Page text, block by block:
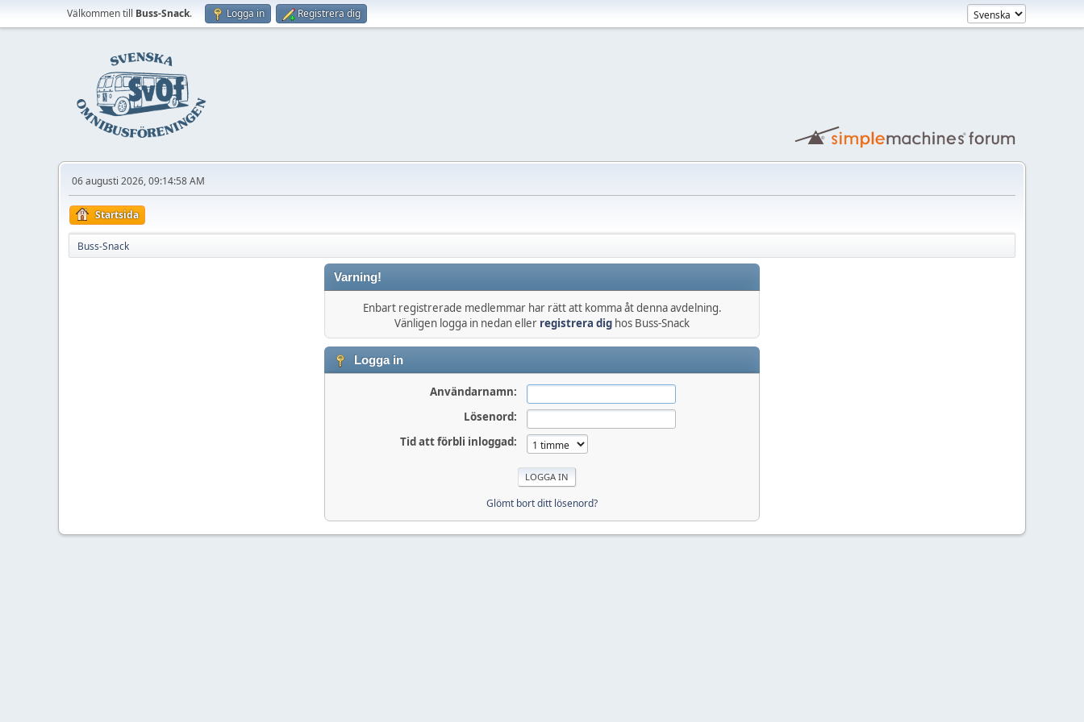
Välkommen till Buss-Snack. Logga in Registrera dig
06 augusti 2026, 09:14:58 AM
Startsida
Buss-Snack
Varning!
Enbart registrerade medlemmar har rätt att komma åt denna avdelning.
Vänligen logga in nedan eller registrera dig hos Buss-Snack
Logga in
Användarnamn:
Lösenord:
Tid att förbli inloggad:
Glömt bort ditt lösenord?